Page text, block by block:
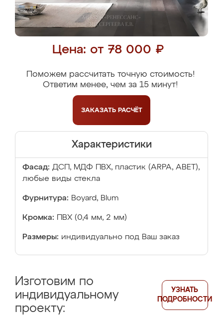
Цена: от 78 000 ₽
Поможем рассчитать точную стоимость!
Ответим менее, чем за 15 минут!
ЗАКАЗАТЬ РАСЧЁТ
Характеристики
Фасад: ДСП, МДФ ПВХ, пластик (ARPA, ABET),
любые виды стекла
Фурнитура: Boyard, Blum
Кромка: ПВХ (0,4 мм, 2 мм)
Размеры: индивидуально под Ваш заказ
Изготовим по
индивидуальному
проекту:
УЗНАТЬ
ПОДРОБНОСТИ